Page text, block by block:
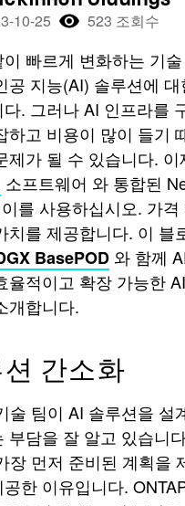
10-25 523 조회수
이 빠르게 변화하는 기
공 지능(AI) 솔루션에
. 그러나 AI 인프라를
하고 비용이 많이 들기
제가 될 수 있습니다. 이
소프트웨어 와 통합된
를 사용하십시오. 가
치를 제공합니다. 이 블
BasePOD 와 함께
율적이고 확장 가능한
개합니다.
션 간소화
술 팀이 AI 솔루션을 설
부담을 잘 알고 있습니
장 먼저 준비된 계획을
한 이유입니다.